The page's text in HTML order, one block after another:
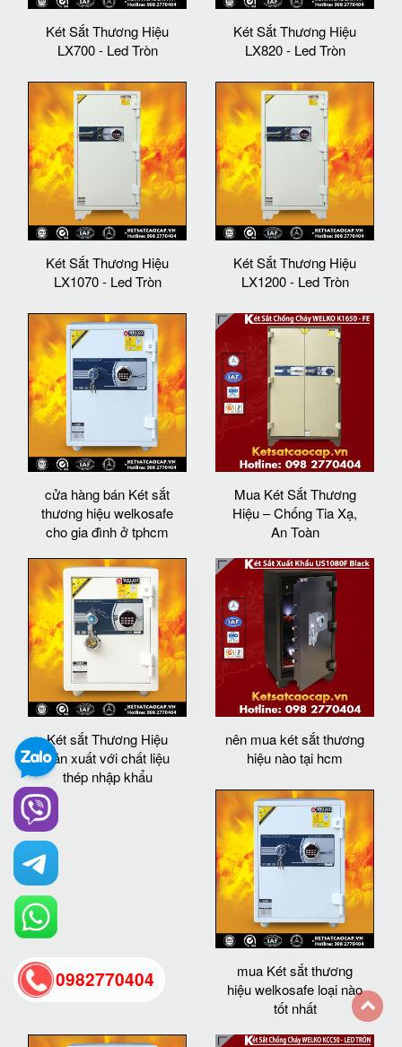
Két Sắt Thương Hiệu
LX700 - Led Tròn
Két Sắt Thương Hiệu
LX820 - Led Tròn
Két Sắt Thương Hiệu
LX1070 - Led Tròn
Két Sắt Thương Hiệu
LX1200 - Led Tròn
cửa hàng bán Két sắt
thương hiệu welkosafe
cho gia đình ở tphcm
Mua Két Sắt Thương
Hiệu – Chống Tia Xạ,
An Toàn
Két sắt Thương Hiệu
sản xuất với chất liệu
thép nhập khẩu
nên mua két sắt thương
hiệu nào tại hcm
mua Két sắt thương
hiệu welkosafe loại nào
tốt nhất
0982770404
back